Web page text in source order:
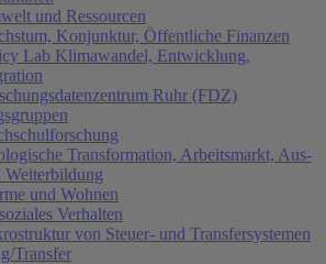
und Ressourcen
Konjunktur, Öffentliche Finanzen
Lab Klimawandel, Entwicklung,
Ruhr (FDZ)
Transformation, Arbeitsmarkt, Aus-
Weiterbildung
und Wohnen
Verhalten
von Steuer- und Transfersystemen
Transfer